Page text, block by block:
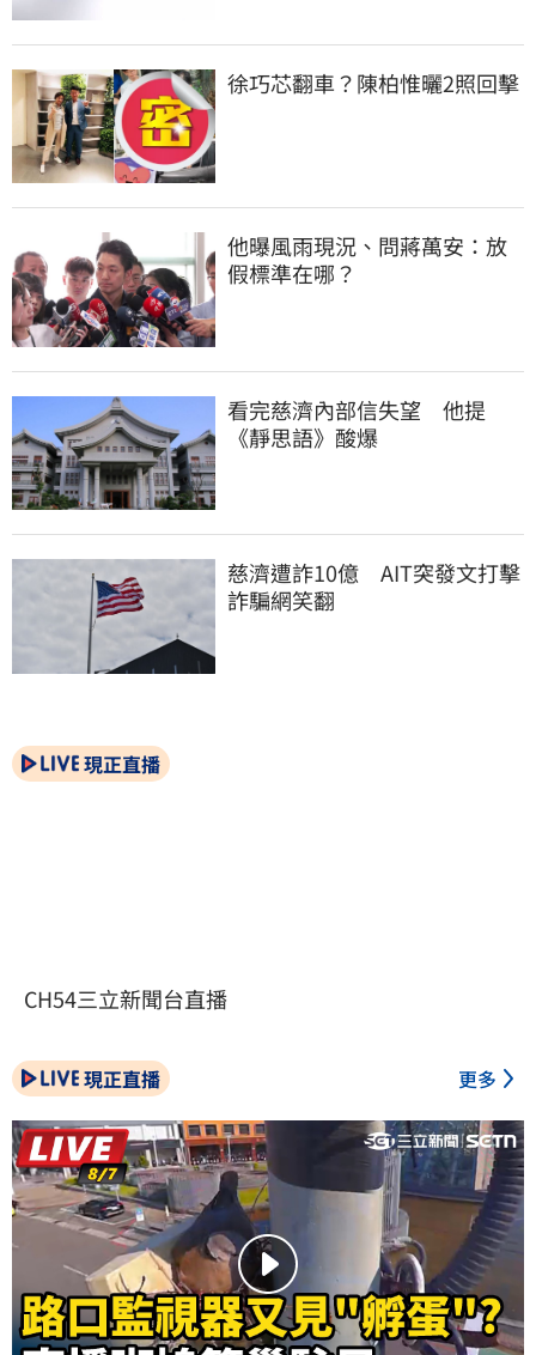
徐巧芯翻車？陳柏惟曬2照回擊
他曝風雨現況、問蔣萬安：放
假標準在哪？
看完慈濟內部信失望　他提
《靜思語》酸爆
慈濟遭詐10億　AIT突發文打擊
詐騙網笑翻
現正直播
CH54三立新聞台直播
現正直播 更多